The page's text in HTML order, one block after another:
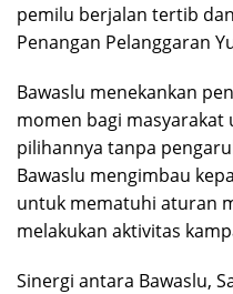
pemilu berjalan tertib
Penangan Pelanggaran
Bawaslu menekankan
momen bagi
pilihannya tanpa
Bawaslu mengimbau
untuk mematuhi aturan
melakukan aktivitas
Sinergi antara Bawaslu,